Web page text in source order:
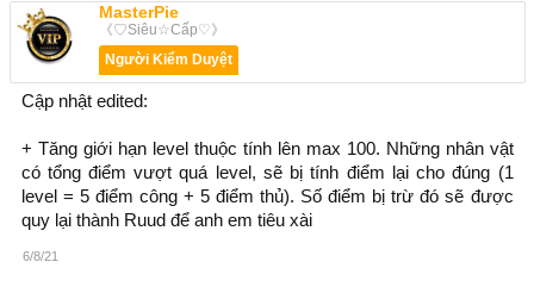
MasterPie
《♡Siêu☆Cấp♡》
Người Kiểm Duyệt
Cập nhật edited:
+ Tăng giới hạn level thuộc tính lên max 100. Những nhân vật
có tổng điểm vượt quá level, sẽ bị tính điểm lại cho đúng (1
level = 5 điểm công + 5 điểm thủ). Số điểm bị trừ đó sẽ được
quy lại thành Ruud để anh em tiêu xài
6/8/21